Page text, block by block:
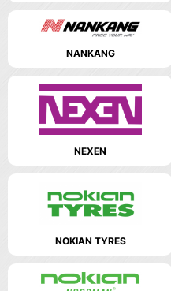
NANKANG
NEXEN
NOKIAN TYRES